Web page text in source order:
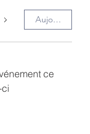
Aujourd'hui
ce
ci